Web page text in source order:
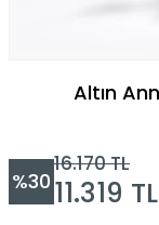
Altın
%30
16.170TL
11.319 TL